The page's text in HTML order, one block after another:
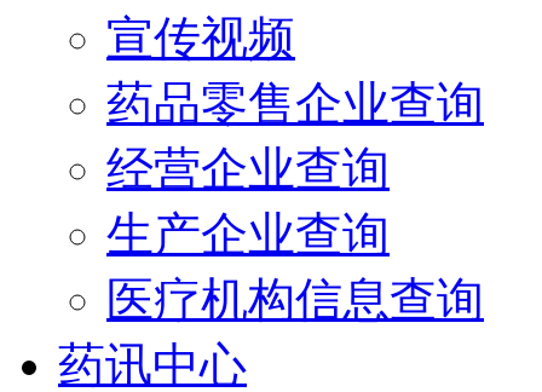
宣传视频
药品零售企业查询
经营企业查询
生产企业查询
医疗机构信息查询
药讯中心